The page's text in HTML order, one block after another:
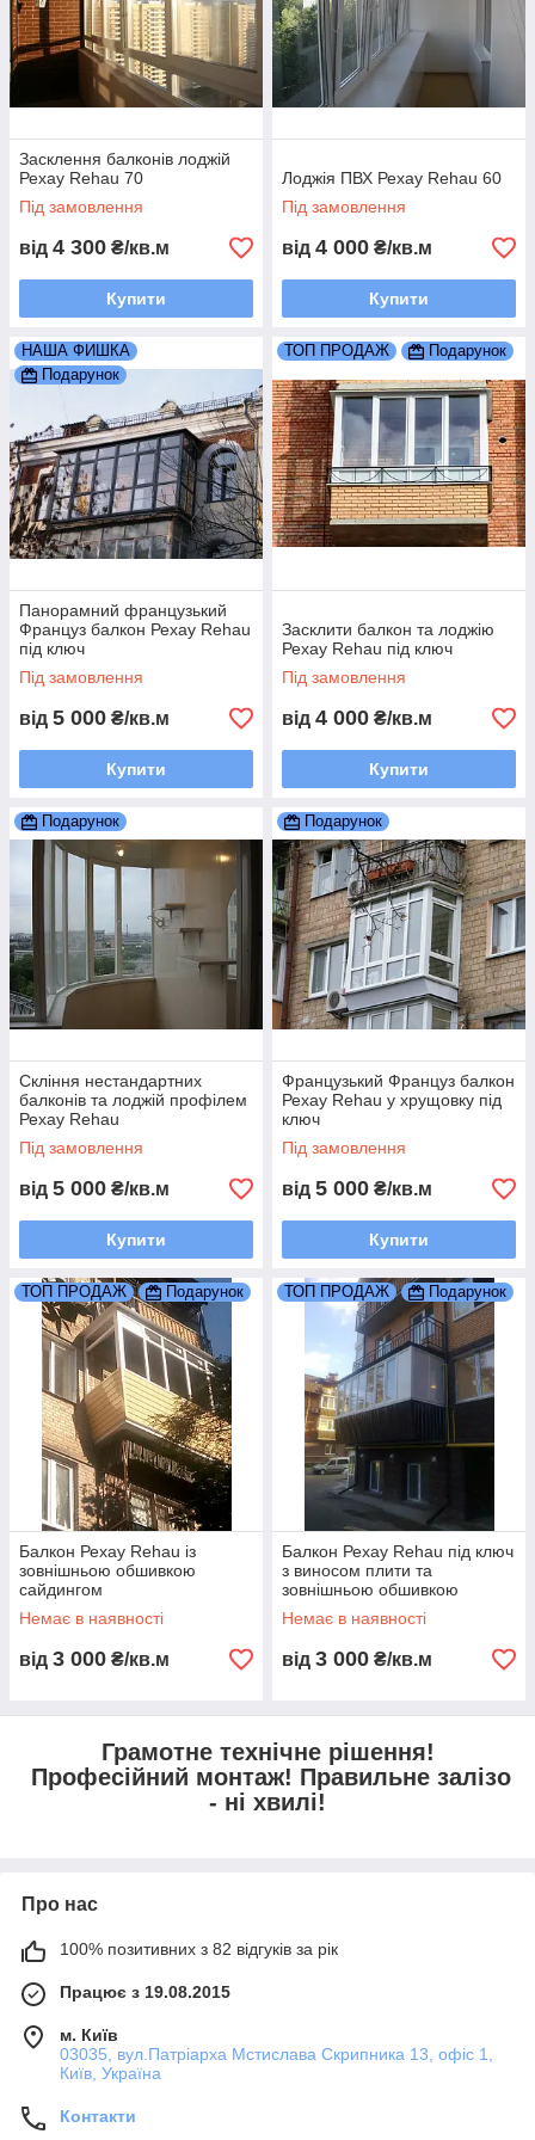
встановлення балконів –
це відповідальне заняття, довіряти яке
варто тільки досвідченим фахівцям!
З ЗАДОВОЛЕННЯМ НАДАМО ВАМ
ПОСЛУГУ "БАЛКОН ПІД КЛЮЧ"
Засклення балконів лоджій
Рехау Rehau 70
Під замовлення
від 4 300 ₴/кв.м
Купити
Лоджія ПВХ Рехау Rehau 60
Під замовлення
від 4 000 ₴/кв.м
Купити
НАША ФИШКА
Подарунок
Панорамний французький
Француз балкон Рехау Rehau
під ключ
Під замовлення
від 5 000 ₴/кв.м
Купити
ТОП ПРОДАЖ Подарунок
Засклити балкон та лоджію
Рехау Rehau під ключ
Під замовлення
від 4 000 ₴/кв.м
Купити
Подарунок
Скління нестандартних
балконів та лоджій профілем
Рехау Rehau
Під замовлення
від 5 000 ₴/кв.м
Купити
Подарунок
Французький Француз балкон
Рехау Rehau у хрущовку під
ключ
Під замовлення
від 5 000 ₴/кв.м
Купити
ТОП ПРОДАЖ Подарунок
Балкон Рехау Rehau із
зовнішньою обшивкою
сайдингом
Немає в наявності
від 3 000 ₴/кв.м
ТОП ПРОДАЖ Подарунок
Балкон Рехау Rehau під ключ
з виносом плити та
зовнішньою обшивкою
Немає в наявності
від 3 000 ₴/кв.м
Грамотне технічне рішення!
Професійний монтаж! Правильне залізо
- ні хвилі!
Про нас
100% позитивних з 82 відгуків за рік
Працює з 19.08.2015
м. Київ
03035, вул.Патріарха Мстислава Скрипника 13, офіс 1,
Київ, Україна
Контакти